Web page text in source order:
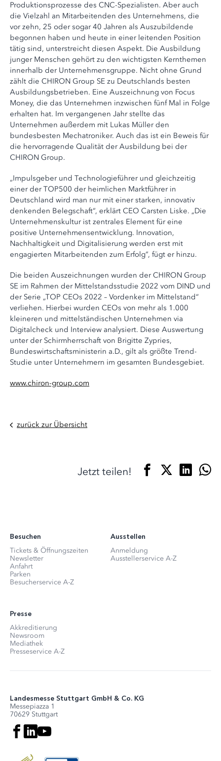
Produktionsprozesse des CNC-Spezialisten. Aber auch
die Vielzahl an Mitarbeitenden des Unternehmens, die
vor zehn, 25 oder sogar 40 Jahren als Auszubildende
begonnen haben und heute in einer leitenden Position
tätig sind, unterstreicht diesen Aspekt. Die Ausbildung
junger Menschen gehört zu den wichtigsten Kernthemen
innerhalb der Unternehmensgruppe. Nicht ohne Grund
zählt die CHIRON Group SE zu Deutschlands besten
Ausbildungsbetrieben. Eine Auszeichnung von Focus
Money, die das Unternehmen inzwischen fünf Mal in Folge
erhalten hat. Im vergangenen Jahr stellte das
Unternehmen außerdem mit Lukas Müller den
bundesbesten Mechatroniker. Auch das ist ein Beweis für
die hervorragende Qualität der Ausbildung bei der
CHIRON Group.
„Impulsgeber und Technologieführer und gleichzeitig
einer der TOP500 der heimlichen Marktführer in
Deutschland wird man nur mit einer starken, innovativ
denkenden Belegschaft“, erklärt CEO Carsten Liske. „Die
Unternehmenskultur ist zentrales Element für eine
positive Unternehmensentwicklung. Innovation,
Nachhaltigkeit und Digitalisierung werden erst mit
engagierten Mitarbeitenden zum Erfolg“, fügt er hinzu.
Die beiden Auszeichnungen wurden der CHIRON Group
SE im Rahmen der Mittelstandsstudie 2022 vom DIND und
der Serie „TOP CEOs 2022 – Vordenker im Mittelstand“
verliehen. Hierbei wurden CEOs von mehr als 1.000
kleineren und mittelständischen Unternehmen via
Digitalcheck und Interview analysiert. Diese Auswertung
unter der Schirmherrschaft von Brigitte Zypries,
Bundeswirtschaftsministerin a.D., gilt als größte Trend-
Studie unter Unternehmern im gesamten Bundesgebiet.
www.chiron-group.com
zurück zur Übersicht
Jetzt teilen!
Besuchen
Tickets & Öffnungszeiten
Newsletter
Anfahrt
Parken
Besucherservice A-Z
Ausstellen
Anmeldung
Ausstellerservice A-Z
Presse
Akkreditierung
Newsroom
Mediathek
Presseservice A-Z
Landesmesse Stuttgart GmbH & Co. KG
Messepiazza 1
70629 Stuttgart